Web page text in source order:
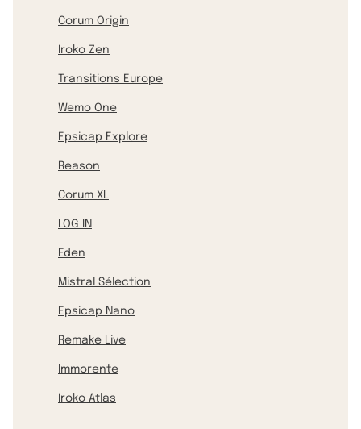
Corum Origin
Iroko Zen
Transitions Europe
Wemo One
Epsicap Explore
Reason
Corum XL
LOG IN
Eden
Mistral Sélection
Epsicap Nano
Remake Live
Immorente
Iroko Atlas